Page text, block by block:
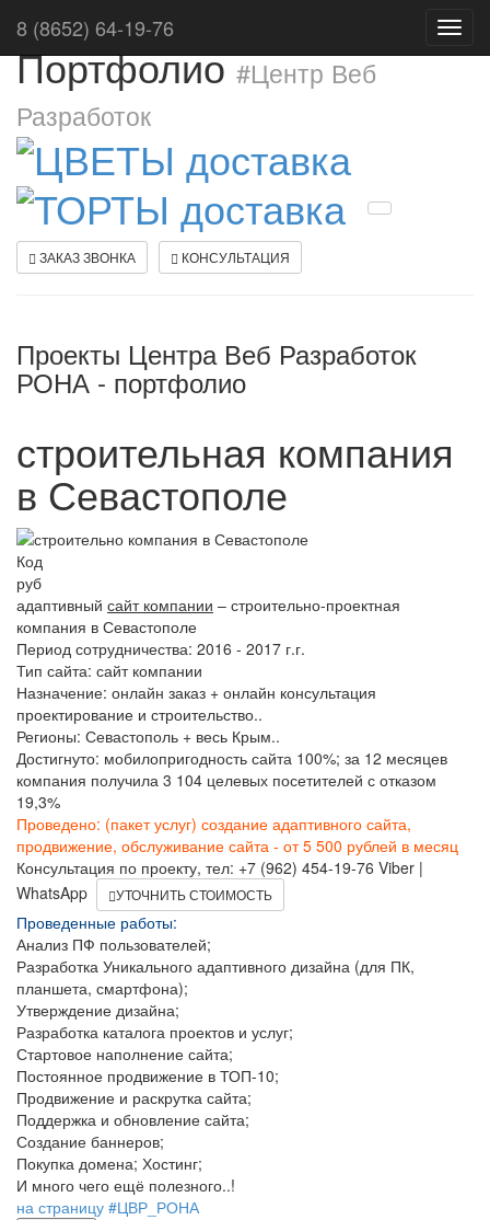
8 (8652) 64-19-76
Портфолио#Центр Веб
Разработок
ЗАКАЗ ЗВОНКА КОНСУЛЬТАЦИЯ
Проекты Центра Веб Разработок
РОНА - портфолио
строительная компания
в Севастополе
Код
руб
адаптивный сайт компании – строительно-проектная
компания в Севастополе
Период сотрудничества: 2016 - 2017 г.г.
Тип сайта: сайт компании
Назначение: онлайн заказ + онлайн консультация
проектирование и строительство..
Регионы: Севастополь + весь Крым..
Достигнуто: мобилопригодность сайта 100%; за 12 месяцев
компания получила 3 104 целевых посетителей с отказом
19,3%
Проведено: (пакет услуг) создание адаптивного сайта,
продвижение, обслуживание сайта - от 5 500 рублей в месяц
Консультация по проекту, тел: +7 (962) 454-19-76 Viber |
WhatsApp
УТОЧНИТЬ СТОИМОСТЬ
Проведенные работы:
Анализ ПФ пользователей;
Разработка Уникального адаптивного дизайна (для ПК,
планшета, смартфона);
Утверждение дизайна;
Разработка каталога проектов и услуг;
Стартовое наполнение сайта;
Постоянное продвижение в ТОП-10;
Продвижение и раскрутка сайта;
Поддержка и обновление сайта;
Создание баннеров;
Покупка домена; Хостинг;
И много чего ещё полезного..!
на страницу #ЦВР_РОНА